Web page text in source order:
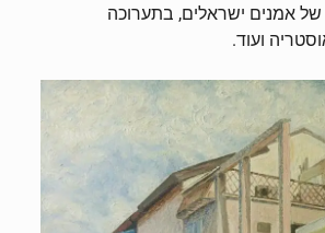
אמנים ישראלים, בתערוכה
ועוד.